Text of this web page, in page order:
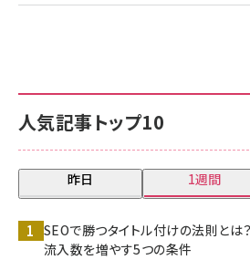
人気記事トップ10
昨日 1週間
SEOで勝つタイトル付けの法則とは
流入数を増やす5つの条件